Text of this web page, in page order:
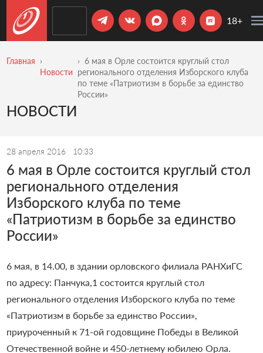
18+
Главная
Новости
6 мая в Орле состоится круглый стол
регионального отделения Изборского клуба
по теме «Патриотизм в борьбе за единство
России»
НОВОСТИ
28 апреля 2016 10:33
6 мая в Орле состоится круглый стол
регионального отделения
Изборского клуба по теме
«Патриотизм в борьбе за единство
России»
6 мая, в 14.00, в здании орловского филиала РАНХиГС
по адресу: Панчука,1 состоится круглый стол
регионального отделения Изборского клуба по теме
«Патриотизм в борьбе за единство России»,
приуроченный к 71-ой годовщине Победы в Великой
Отечественной войне и 450-летнему юбилею Орла.